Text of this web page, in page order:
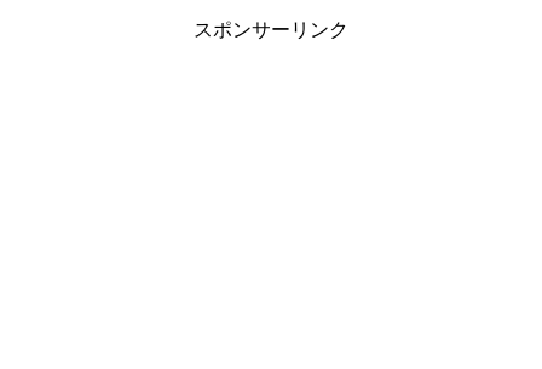
判断をする材料に...
スポンサーリンク